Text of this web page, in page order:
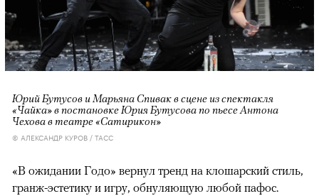
Юрий Бутусов и Марьяна Спивак в сцене из спектакля
«Чайка» в постановке Юрия Бутусова по пьесе Антона
Чехова в театре «Сатирикон»
© АЛЕКСАНДР КУРОВ / ТАСС
«В ожидании Годо» вернул тренд на клошарский стиль,
гранж-эстетику и игру, обнуляющую любой пафос.